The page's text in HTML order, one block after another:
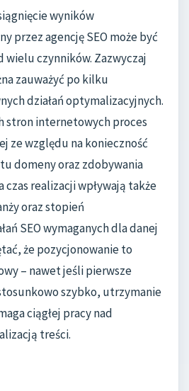
wyników
przez agencję SEO może być
wielu czynników. Zazwyczaj
zauważyć po kilku
działań optymalizacyjnych.
stron internetowych proces
ze względu na konieczność
domeny oraz zdobywania
realizacji wpływają także
oraz stopień
SEO wymaganych dla danej
że pozycjonowanie to
– nawet jeśli pierwsze
szybko, utrzymanie
ciągłej pracy nad
treści.